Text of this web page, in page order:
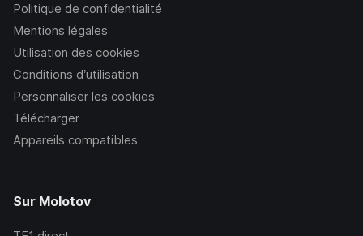
Politique de confidentialité
Mentions légales
Utilisation des cookies
Conditions d’utilisation
Personnaliser les cookies
Télécharger
Appareils compatibles
Sur Molotov